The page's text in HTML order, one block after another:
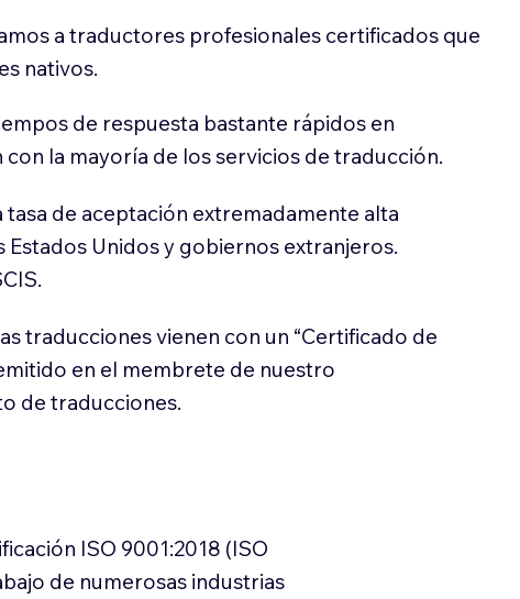
a traductores profesionales certificados que
nativos.
de respuesta bastante rápidos en
la mayoría de los servicios de traducción.
tasa de aceptación extremadamente alta
Estados Unidos y gobiernos extranjeros.
traducciones vienen con un “Certificado de
en el membrete de nuestro
de traducciones.
ISO 9001:2018 (ISO
de numerosas industrias